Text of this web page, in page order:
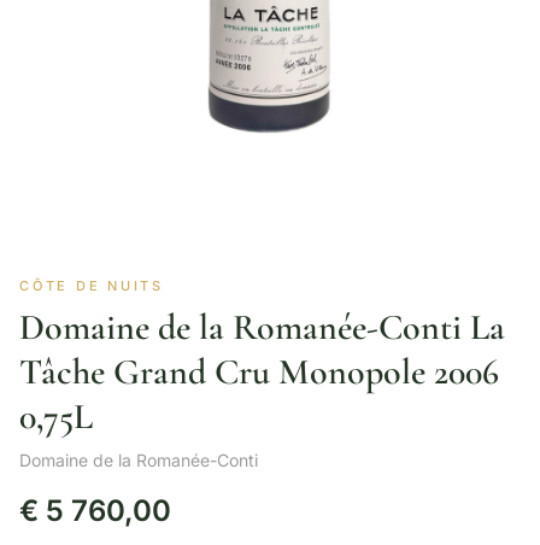
CÔTE DE NUITS
Domaine de la Romanée-Conti La
Tâche Grand Cru Monopole 2006
0,75L
Domaine de la Romanée-Conti
€ 5 760,00